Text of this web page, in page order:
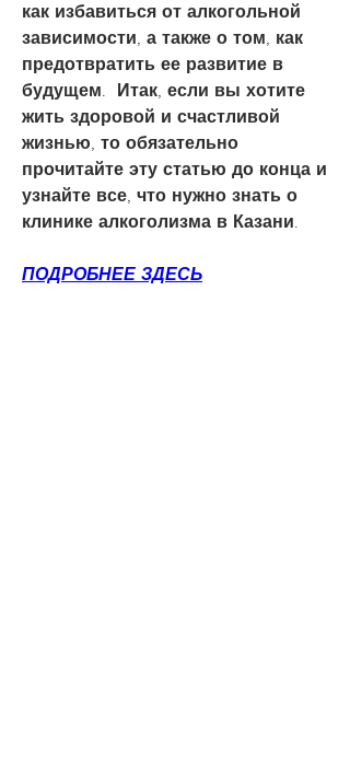
как избавиться от алкогольной
зависимости, а также о том, как
предотвратить ее развитие в
будущем.  Итак, если вы хотите
жить здоровой и счастливой
жизнью, то обязательно
прочитайте эту статью до конца и
узнайте все, что нужно знать о
клинике алкоголизма в Казани.
ПОДРОБНЕЕ ЗДЕСЬ